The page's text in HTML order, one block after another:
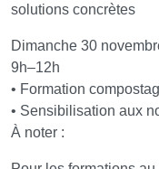
solutions concrètes
Dimanche 30
9h–12h
• Formation
• Sensibilisation aux
À noter :